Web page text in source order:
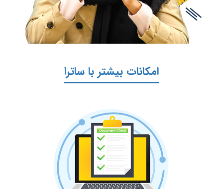
امکانات بیشتر با ساترا